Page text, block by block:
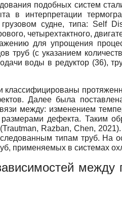
подобных систем
в интерпретации
судне, типа: Self
четырехтактного,
для упрощения
(с указанием
воды в редуктор (36),
Далее была
между: изменением
дефекта. Таким
Razban, Chen,
типам труб. На
применяемых в системах